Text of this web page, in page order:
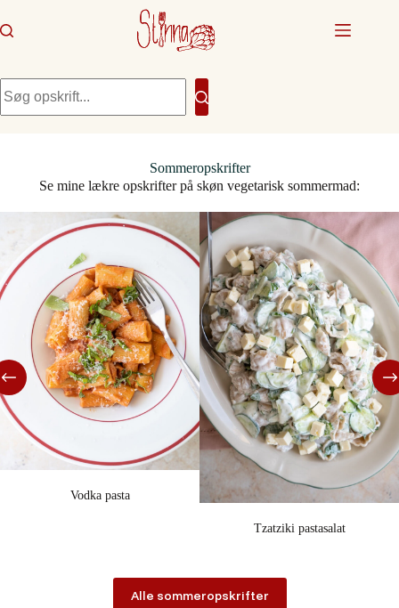
til
indhold
Sommeropskrifter
Se mine lækre opskrifter på skøn vegetarisk sommermad:
Vodka pasta
Tzatziki pastasalat
Alle sommeropskrifter